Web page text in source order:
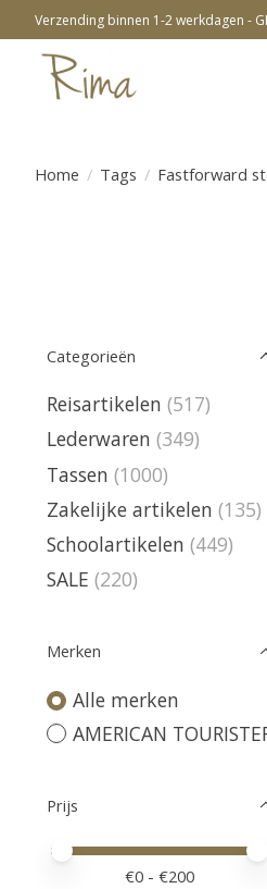
Verzending binnen 1-2 werkdagen -
Home / Tags / Fastforward
Categorieën
Reisartikelen (517)
Lederwaren (349)
Tassen (1000)
Zakelijke artikelen (135)
Schoolartikelen (449)
SALE (220)
Merken
Alle merken
AMERICAN
Prijs
Minimale prijswaarde
Price maximum value
€0- €200